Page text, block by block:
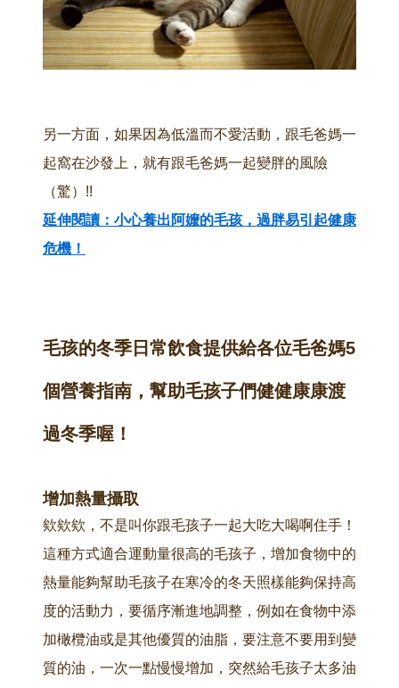
另一方面，如果因為低溫而不愛活動，跟毛爸媽一
起窩在沙發上，就有跟毛爸媽一起變胖的風險
（驚）!!
延伸閱讀：小心養出阿嬤的毛孩，過胖易引起健康
危機！
毛孩的冬季日常飲食提供給各位毛爸媽5
個營養指南，幫助毛孩子們健健康康渡
過冬季喔！
增加熱量攝取
欸欸欸，不是叫你跟毛孩子一起大吃大喝啊住手！
這種方式適合運動量很高的毛孩子，增加食物中的
熱量能夠幫助毛孩子在寒冷的冬天照樣能夠保持高
度的活動力，要循序漸進地調整，例如在食物中添
加橄欖油或是其他優質的油脂，要注意不要用到變
質的油，一次一點慢慢增加，突然給毛孩子太多油